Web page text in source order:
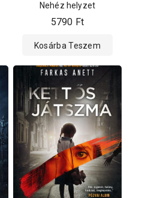
Nehéz helyzet
5790 Ft
Kosárba Teszem